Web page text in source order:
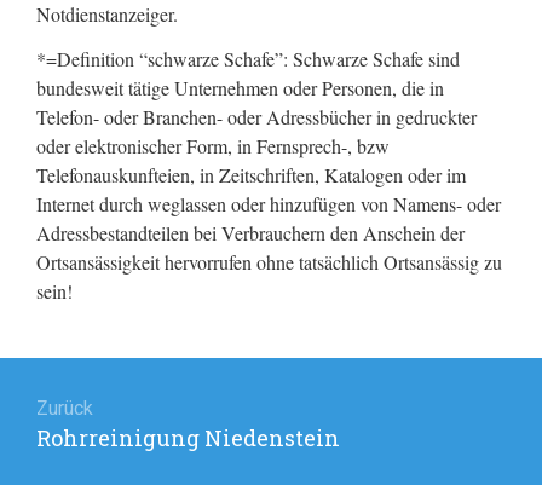
Notdienstanzeiger.
*=Definition “schwarze Schafe”: Schwarze Schafe sind
bundesweit tätige Unternehmen oder Personen, die in
Telefon- oder Branchen- oder Adressbücher in gedruckter
oder elektronischer Form, in Fernsprech-, bzw
Telefonauskunfteien, in Zeitschriften, Katalogen oder im
Internet durch weglassen oder hinzufügen von Namens- oder
Adressbestandteilen bei Verbrauchern den Anschein der
Ortsansässigkeit hervorrufen ohne tatsächlich Ortsansässig zu
sein!
Zurück
Vorheriger
Rohrreinigung Niedenstein